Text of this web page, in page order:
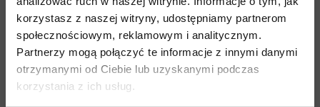
korzystasz z naszej witryny, udostępniamy partnerom
społecznościowym, reklamowym i analitycznym.
Partnerzy mogą połączyć te informacje z innymi danymi
otrzymanymi od Ciebie lub uzyskanymi podczas
korzystania z ich usług.
strefowa izolacja z materiału Polartec
Alpha
gramaturze, wykonany w 100% z poliestru pochodzącego z
recyklingu, zapewniający izolację termiczną, odprowadzający
jej nadmiar i wyjątkową oddychalność podczas aktywności
korpus podszyto Polartec